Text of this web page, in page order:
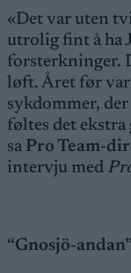
«Det var uten
utrolig fint å ha
forsterkninger.
løft. Året før var
sykdommer,
føltes det ekstra
sa Pro Team-
intervju med
“Gnosjö-